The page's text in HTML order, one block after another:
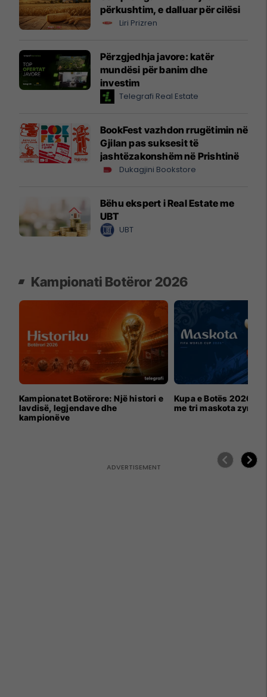
përkushtim, e dalluar për cilësi
Liri Prizren
Përzgjedhja javore: katër
mundësi për banim dhe
investim
Telegrafi Real Estate
BookFest vazhdon rrugëtimin në
Gjilan pas suksesit të
jashtëzakonshëm në Prishtinë
Dukagjini Bookstore
Bëhu ekspert i Real Estate me
UBT
UBT
Kampionati Botëror 2026
Kampionatet Botërore: Një histori e
lavdisë, legjendave dhe
kampionëve
Kupa e Botës 2026
me tri maskota zyrtare